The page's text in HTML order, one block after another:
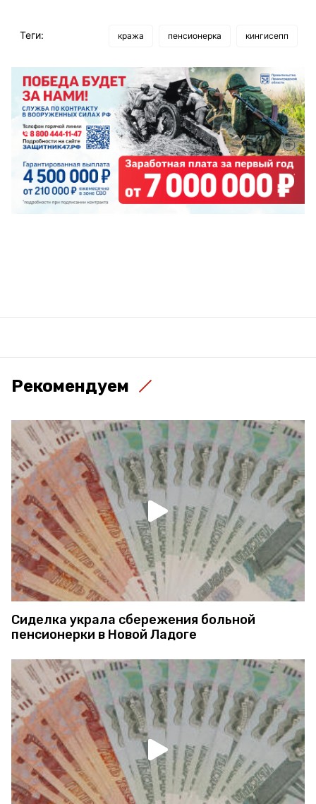
Теги: кража пенсионерка кингисепп
Рекомендуем
Сиделка украла сбережения больной
пенсионерки в Новой Ладоге